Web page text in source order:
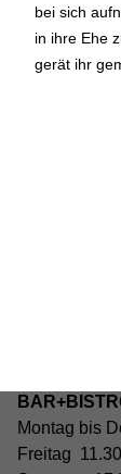
geschlossen
Reguläre
Montag bis
Freitag
bei sich
in ihre Ehe
gerät ihr